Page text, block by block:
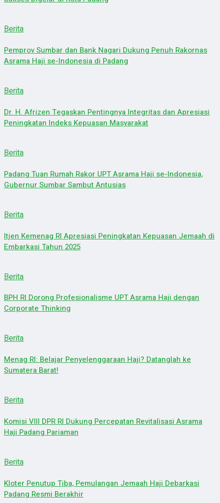
Berita
Pemprov Sumbar dan Bank Nagari Dukung Penuh Rakornas
Asrama Haji se-Indonesia di Padang
Berita
Dr. H. Afrizen Tegaskan Pentingnya Integritas dan Apresiasi
Peningkatan Indeks Kepuasan Masyarakat
Berita
Padang Tuan Rumah Rakor UPT Asrama Haji se-Indonesia,
Gubernur Sumbar Sambut Antusias
Berita
Itjen Kemenag RI Apresiasi Peningkatan Kepuasan Jemaah di
Embarkasi Tahun 2025
Berita
BPH RI Dorong Profesionalisme UPT Asrama Haji dengan
Corporate Thinking
Berita
Menag RI: Belajar Penyelenggaraan Haji? Datanglah ke
Sumatera Barat!
Berita
Komisi VIII DPR RI Dukung Percepatan Revitalisasi Asrama
Haji Padang Pariaman
Berita
Kloter Penutup Tiba, Pemulangan Jemaah Haji Debarkasi
Padang Resmi Berakhir